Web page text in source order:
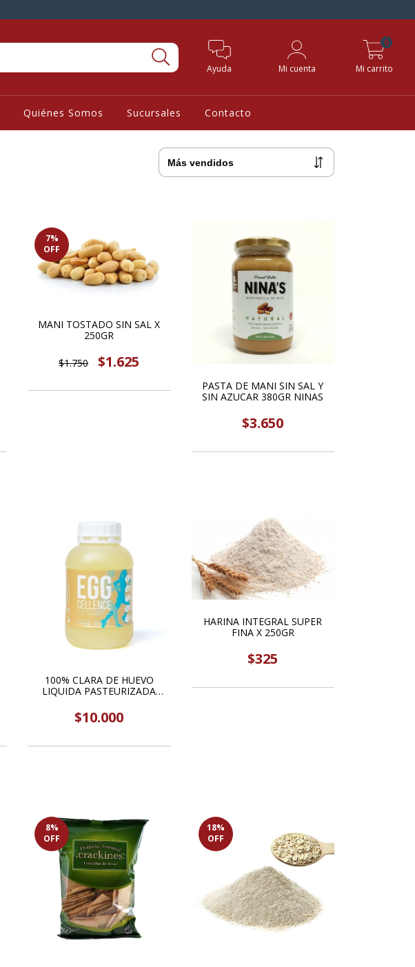
Ayuda Mi cuenta Mi carrito
0
Quiénes Somos Sucursales Contacto
7%
OFF
MANI TOSTADO SIN SAL X
250GR
$1.750 $1.625
PASTA DE MANI SIN SAL Y
SIN AZUCAR 380GR NINAS
$3.650
100% CLARA DE HUEVO
LIQUIDA PASTEURIZADA
$10.000
HARINA INTEGRAL SUPER
FINA X 250GR
$325
8%
OFF
18%
OFF